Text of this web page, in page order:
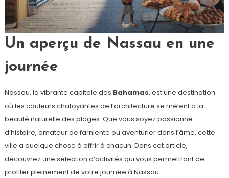
Un aperçu de Nassau en une
journée
Nassau, la vibrante capitale des Bahamas, est une destination
où les couleurs chatoyantes de l’architecture se mêlent à la
beauté naturelle des plages. Que vous soyez passionné
d’histoire, amateur de farniente ou aventurier dans l’âme, cette
ville a quelque chose à offrir à chacun. Dans cet article,
découvrez une sélection d’activités qui vous permettront de
profiter pleinement de votre journée à Nassau.